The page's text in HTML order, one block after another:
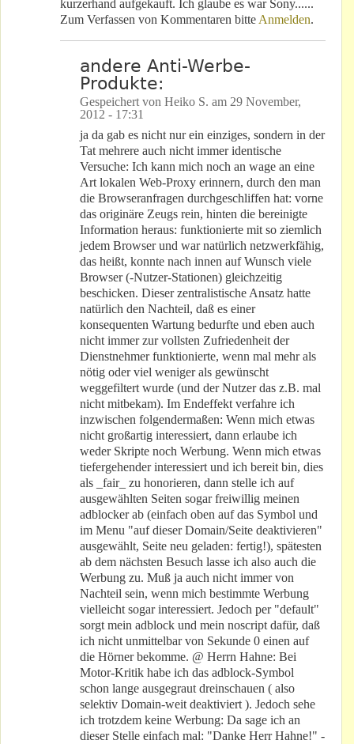
kurzerhand aufgekauft. Ich glaube es war Sony......
Zum Verfassen von Kommentaren bitte Anmelden.
andere Anti-Werbe-
Produkte:
Gespeichert von Heiko S. am 29 November,
2012 - 17:31
ja da gab es nicht nur ein einziges, sondern in der
Tat mehrere auch nicht immer identische
Versuche: Ich kann mich noch an wage an eine
Art lokalen Web-Proxy erinnern, durch den man
die Browseranfragen durchgeschliffen hat: vorne
das originäre Zeugs rein, hinten die bereinigte
Information heraus: funktionierte mit so ziemlich
jedem Browser und war natürlich netzwerkfähig,
das heißt, konnte nach innen auf Wunsch viele
Browser (-Nutzer-Stationen) gleichzeitig
beschicken. Dieser zentralistische Ansatz hatte
natürlich den Nachteil, daß es einer
konsequenten Wartung bedurfte und eben auch
nicht immer zur vollsten Zufriedenheit der
Dienstnehmer funktionierte, wenn mal mehr als
nötig oder viel weniger als gewünscht
weggefiltert wurde (und der Nutzer das z.B. mal
nicht mitbekam). Im Endeffekt verfahre ich
inzwischen folgendermaßen: Wenn mich etwas
nicht großartig interessiert, dann erlaube ich
weder Skripte noch Werbung. Wenn mich etwas
tiefergehender interessiert und ich bereit bin, dies
als _fair_ zu honorieren, dann stelle ich auf
ausgewählten Seiten sogar freiwillig meinen
adblocker ab (einfach oben auf das Symbol und
im Menu "auf dieser Domain/Seite deaktivieren"
ausgewählt, Seite neu geladen: fertig!), spätesten
ab dem nächsten Besuch lasse ich also auch die
Werbung zu. Muß ja auch nicht immer von
Nachteil sein, wenn mich bestimmte Werbung
vielleicht sogar interessiert. Jedoch per "default"
sorgt mein adblock und mein noscript dafür, daß
ich nicht unmittelbar von Sekunde 0 einen auf
die Hörner bekomme. @ Herrn Hahne: Bei
Motor-Kritik habe ich das adblock-Symbol
schon lange ausgegraut dreinschauen ( also
selektiv Domain-weit deaktiviert ). Jedoch sehe
ich trotzdem keine Werbung: Da sage ich an
dieser Stelle einfach mal: "Danke Herr Hahne!" -